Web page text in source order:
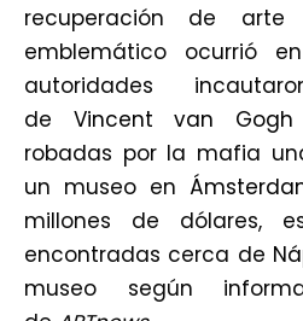
recuperación de
emblemático ocurrió
autoridades
de Vincent van Gogh
robadas por la mafia
un museo en
millones de dólares,
encontradas cerca de
museo según